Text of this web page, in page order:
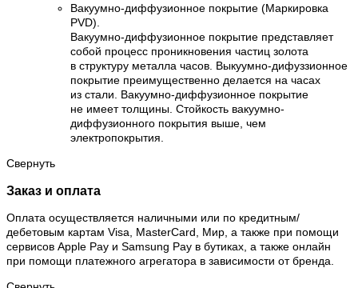
Вакуумно-диффузионное покрытие (Маркировка
PVD).
Вакуумно-диффузионное покрытие представляет
собой процесс проникновения частиц золота
в структуру металла часов. Выкуумно-дифуззионное
покрытие преимущественно делается на часах
из стали. Вакуумно-диффузионное покрытие
не имеет толщины. Стойкость вакуумно-
диффузионного покрытия выше, чем
электропокрытия.
Свернуть
Заказ и оплата
Оплата осуществляется наличными или по кредитным/
дебетовым картам Visa, MasterCard, Мир, а также при помощи
сервисов Apple Pay и Samsung Pay в бутиках, а также онлайн
при помощи платежного агрегатора в зависимости от бренда.